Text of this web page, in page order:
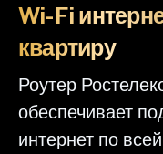
Wi-Fi
квартиру
Роутер
обеспечивает
интернет по